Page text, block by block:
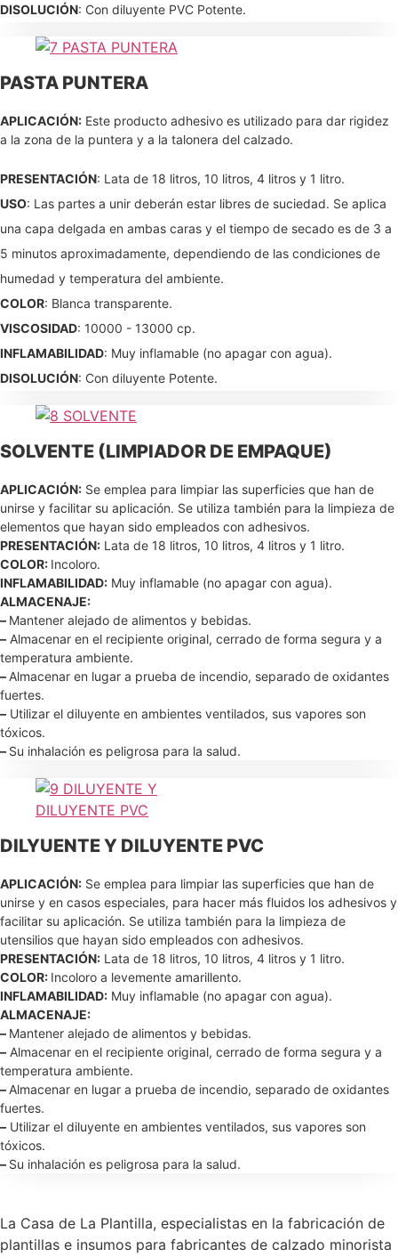
DISOLUCIÓN: Con diluyente PVC Potente.
PASTA PUNTERA
APLICACIÓN: Este producto adhesivo es utilizado para dar rigidez
a la zona de la puntera y a la talonera del calzado.
PRESENTACIÓN: Lata de 18 litros, 10 litros, 4 litros y 1 litro.
USO: Las partes a unir deberán estar libres de suciedad. Se aplica
una capa delgada en ambas caras y el tiempo de secado es de 3 a
5 minutos aproximadamente, dependiendo de las condiciones de
humedad y temperatura del ambiente.
COLOR: Blanca transparente.
VISCOSIDAD: 10000 - 13000 cp.
INFLAMABILIDAD: Muy inflamable (no apagar con agua).
DISOLUCIÓN: Con diluyente Potente.
SOLVENTE (LIMPIADOR DE EMPAQUE)
APLICACIÓN: Se emplea para limpiar las superficies que han de
unirse y facilitar su aplicación. Se utiliza también para la limpieza de
elementos que hayan sido empleados con adhesivos.
PRESENTACIÓN: Lata de 18 litros, 10 litros, 4 litros y 1 litro.
COLOR: Incoloro.
INFLAMABILIDAD: Muy inflamable (no apagar con agua).
ALMACENAJE:
– Mantener alejado de alimentos y bebidas.
– Almacenar en el recipiente original, cerrado de forma segura y a
temperatura ambiente.
– Almacenar en lugar a prueba de incendio, separado de oxidantes
fuertes.
– Utilizar el diluyente en ambientes ventilados, sus vapores son
tóxicos.
– Su inhalación es peligrosa para la salud.
DILYUENTE Y DILUYENTE PVC
APLICACIÓN: Se emplea para limpiar las superficies que han de
unirse y en casos especiales, para hacer más fluidos los adhesivos y
facilitar su aplicación. Se utiliza también para la limpieza de
utensilios que hayan sido empleados con adhesivos.
PRESENTACIÓN: Lata de 18 litros, 10 litros, 4 litros y 1 litro.
COLOR: Incoloro a levemente amarillento.
INFLAMABILIDAD: Muy inflamable (no apagar con agua).
ALMACENAJE:
– Mantener alejado de alimentos y bebidas.
– Almacenar en el recipiente original, cerrado de forma segura y a
temperatura ambiente.
– Almacenar en lugar a prueba de incendio, separado de oxidantes
fuertes.
– Utilizar el diluyente en ambientes ventilados, sus vapores son
tóxicos.
– Su inhalación es peligrosa para la salud.
La Casa de La Plantilla, especialistas en la fabricación de
plantillas e insumos para fabricantes de calzado minorista